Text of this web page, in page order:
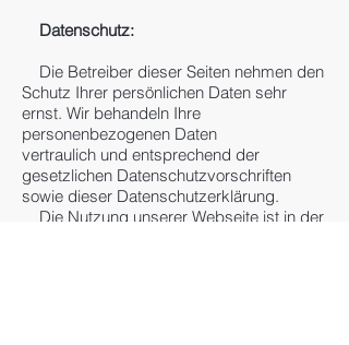
Datenschutz:
Die Betreiber dieser Seiten nehmen den
Schutz Ihrer persönlichen Daten sehr
ernst. Wir behandeln Ihre
personenbezogenen Daten
vertraulich und entsprechend der
gesetzlichen Datenschutzvorschriften
sowie dieser Datenschutzerklärung.
Die Nutzung unserer Webseite ist in der